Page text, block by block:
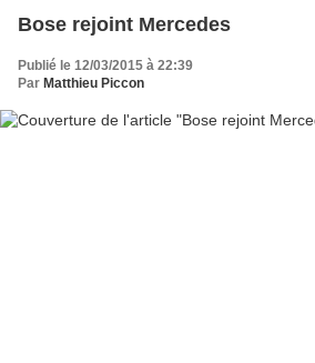
Bose rejoint Mercedes
Publié le 12/03/2015 à 22:39
Par Matthieu Piccon